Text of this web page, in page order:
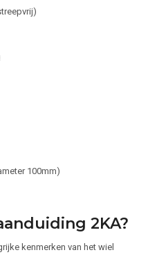
100mm)
2KA?
kenmerken van het wiel